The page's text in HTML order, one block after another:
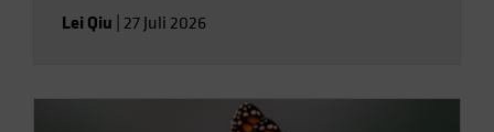
Lei Qiu 27 Juli 2026